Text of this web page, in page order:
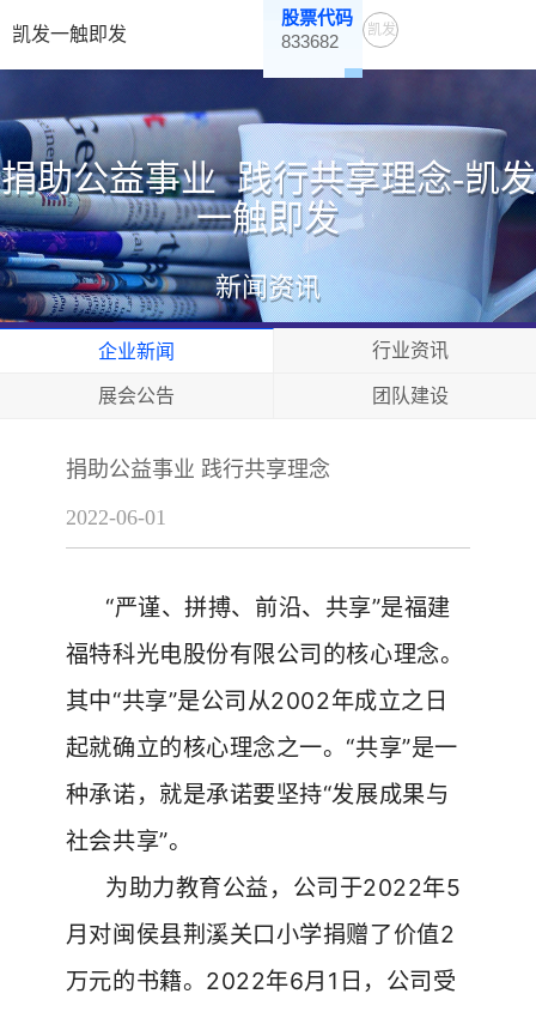
凯发一触即发
股票代码
833682
凯发
捐助公益事业 践行共享理念-凯发
一触即发
新闻资讯
企业新闻 行业资讯
展会公告 团队建设
捐助公益事业 践行共享理念
2022-06-01
“严谨、拼搏、前沿、共享”是福建
福特科光电股份有限公司的核心理念。
其中“共享”是公司从2002年成立之日
起就确立的核心理念之一。“共享”是一
种承诺，就是承诺要坚持“发展成果与
社会共享”。
为助力教育公益，公司于2022年5
月对闽侯县荆溪关口小学捐赠了价值2
万元的书籍。2022年6月1日，公司受